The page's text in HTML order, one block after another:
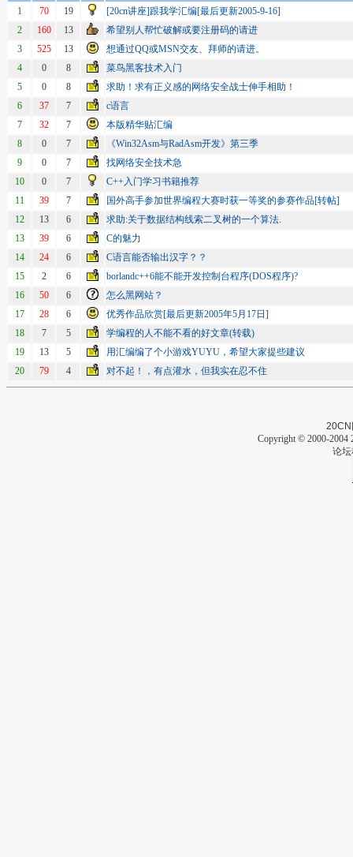
1
70 19
[20cn讲座]跟我学汇编[最后更新2005-9-16]
2
160 13
希望别人帮忙破解或要注册码的请进
3
525 13
想通过QQ或MSN交友、拜师的请进。
4
0 8
菜鸟黑客技术入门
5
0 8
求助！求有正义感的网络安全战士伸手相助！
6
37 7
c语言
7
32 7
本版精华贴汇编
8
0 7
《Win32Asm与RadAsm开发》第三季
9
0 7
找网络安全技术急
10
0 7
C++入门学习书籍推荐
11
39 7
国外高手参加世界编程大赛时获一等奖的参赛作品[转帖]
12
13 6
求助:关于数据结构线索二叉树的一个算法.
13
39 6
C的魅力
14
24 6
C语言能否输出汉字？？
15
2 6
borlandc++6能不能开发控制台程序(DOS程序)?
16
50 6
怎么黑网站？
17
28 6
优秀作品欣赏[最后更新2005年5月17日]
18
7 5
学编程的人不能不看的好文章(转载)
19
13 5
用汇编编了个小游戏YUYU，希望大家提些建议
20
79 4 对不起！，有点灌水，但我实在忍不住
20CN
Copyright © 2000-2004
论